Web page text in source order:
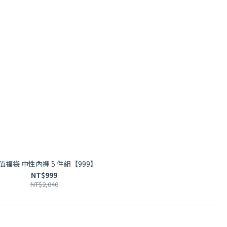
福袋 中性內褲 5 件組【999】
NT$999
NT$2,040